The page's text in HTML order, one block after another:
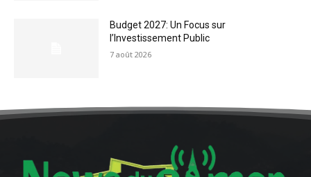
Budget 2027: Un Focus sur
l’Investissement Public
7 août 2026